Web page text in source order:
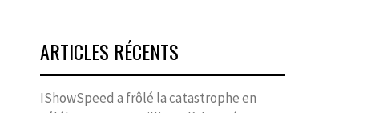
ARTICLES RÉCENTS
IShowSpeed a frôlé la catastrophe en